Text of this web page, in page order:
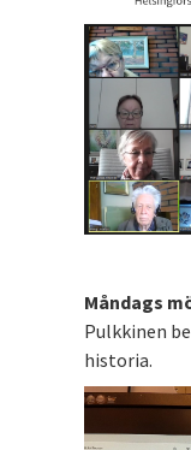
Måndags
Pulkkinen
historia.